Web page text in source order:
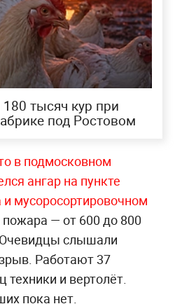
тысяч кур при
под Ростовом
в подмосковном
ангар на пункте
мусоросортировочном
— от 600 до 800
слышали
Работают 37
техники и вертолёт.
пока нет.